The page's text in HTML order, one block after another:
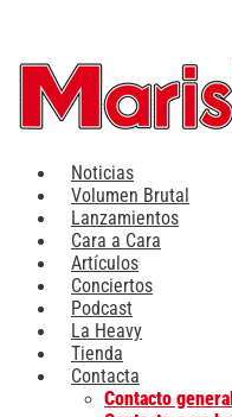
contenido
Noticias
Volumen Brutal
Lanzamientos
Cara a Cara
Artículos
Conciertos
Podcast
La Heavy
Tienda
Contacta
Contacto